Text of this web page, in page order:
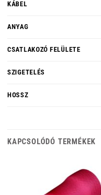
KÁBEL
ANYAG
CSATLAKOZÓ FELÜLETE
SZIGETELÉS
HOSSZ
KAPCSOLÓDÓ TERMÉKEK